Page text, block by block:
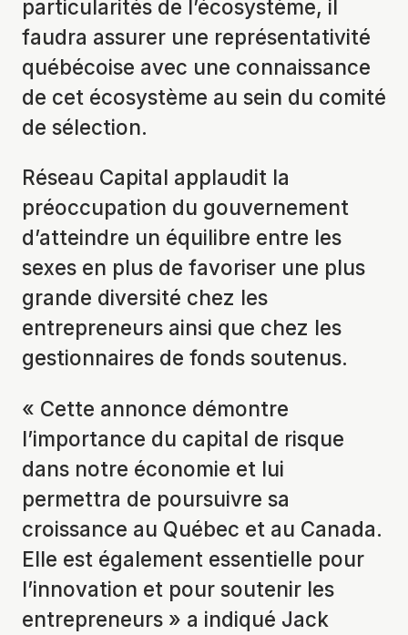
particularités de l’écosystème, il
faudra assurer une représentativité
québécoise avec une connaissance
de cet écosystème au sein du comité
de sélection.
Réseau Capital applaudit la
préoccupation du gouvernement
d’atteindre un équilibre entre les
sexes en plus de favoriser une plus
grande diversité chez les
entrepreneurs ainsi que chez les
gestionnaires de fonds soutenus.
« Cette annonce démontre
l’importance du capital de risque
dans notre économie et lui
permettra de poursuivre sa
croissance au Québec et au Canada.
Elle est également essentielle pour
l’innovation et pour soutenir les
entrepreneurs » a indiqué Jack